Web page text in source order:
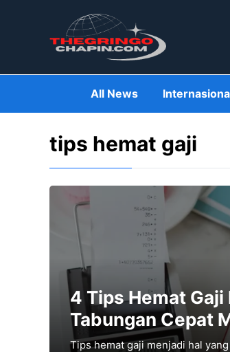
All News
tips hemat gaji
4 Tips Hemat
Tabungan Cepat
Tips hemat gaji menjadi hal